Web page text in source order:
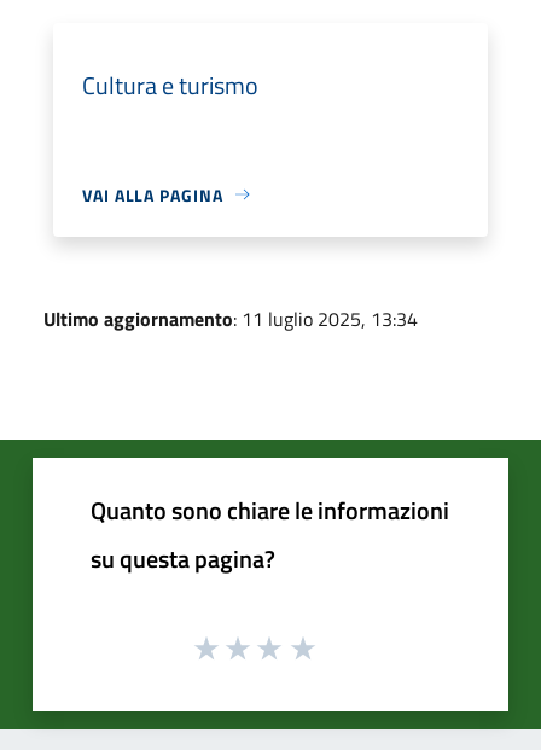
Cultura e turismo
VAI ALLA PAGINA
Ultimo aggiornamento: 11 luglio 2025, 13:34
Quanto sono chiare le informazioni
su questa pagina?